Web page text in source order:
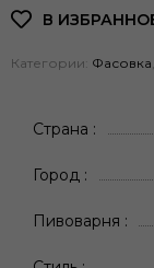
Категории: Фасовка
Страна
Город
Пивоварня